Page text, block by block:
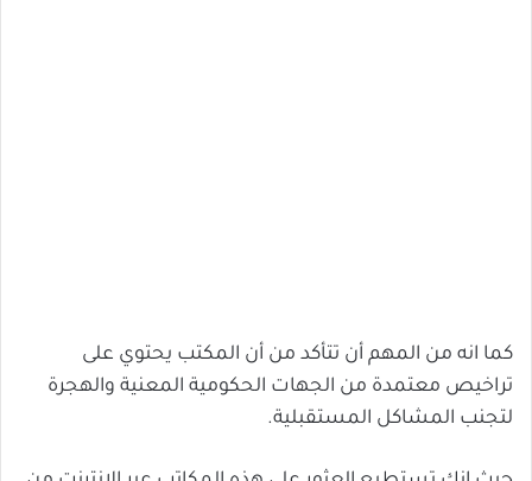
كما انه من المهم أن تتأكد من أن المكتب يحتوي على
تراخيص معتمدة من الجهات الحكومية المعنية والهجرة
لتجنب المشاكل المستقبلية.